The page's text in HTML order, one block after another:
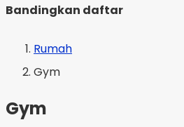
Bandingkan daftar
Rumah
Gym
Gym